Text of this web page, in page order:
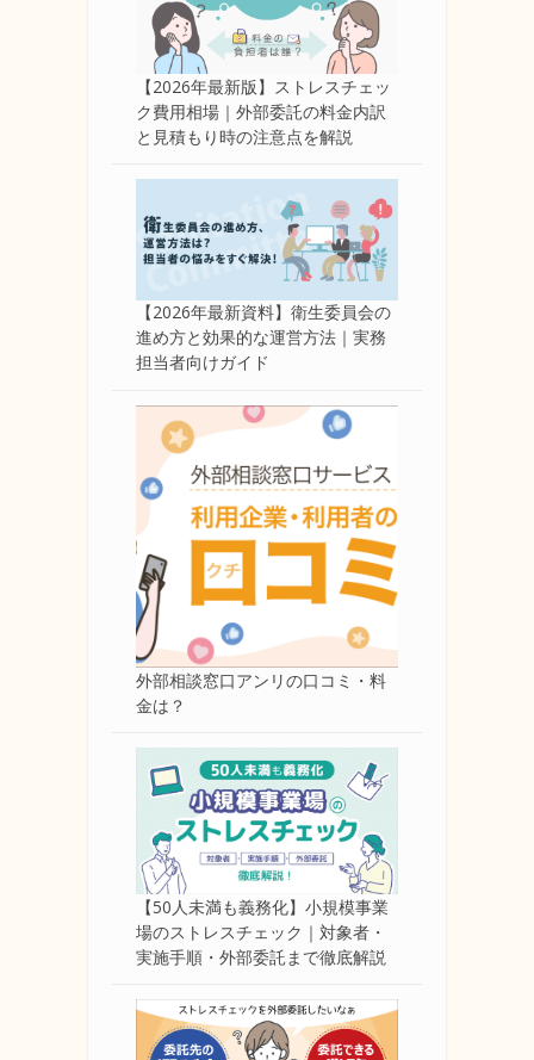
【2026年最新版】ストレスチェッ
ク費用相場｜外部委託の料金内訳
と見積もり時の注意点を解説
【2026年最新資料】衛生委員会の
進め方と効果的な運営方法｜実務
担当者向けガイド
外部相談窓口アンリの口コミ・料
金は？
【50人未満も義務化】小規模事業
場のストレスチェック｜対象者・
実施手順・外部委託まで徹底解説